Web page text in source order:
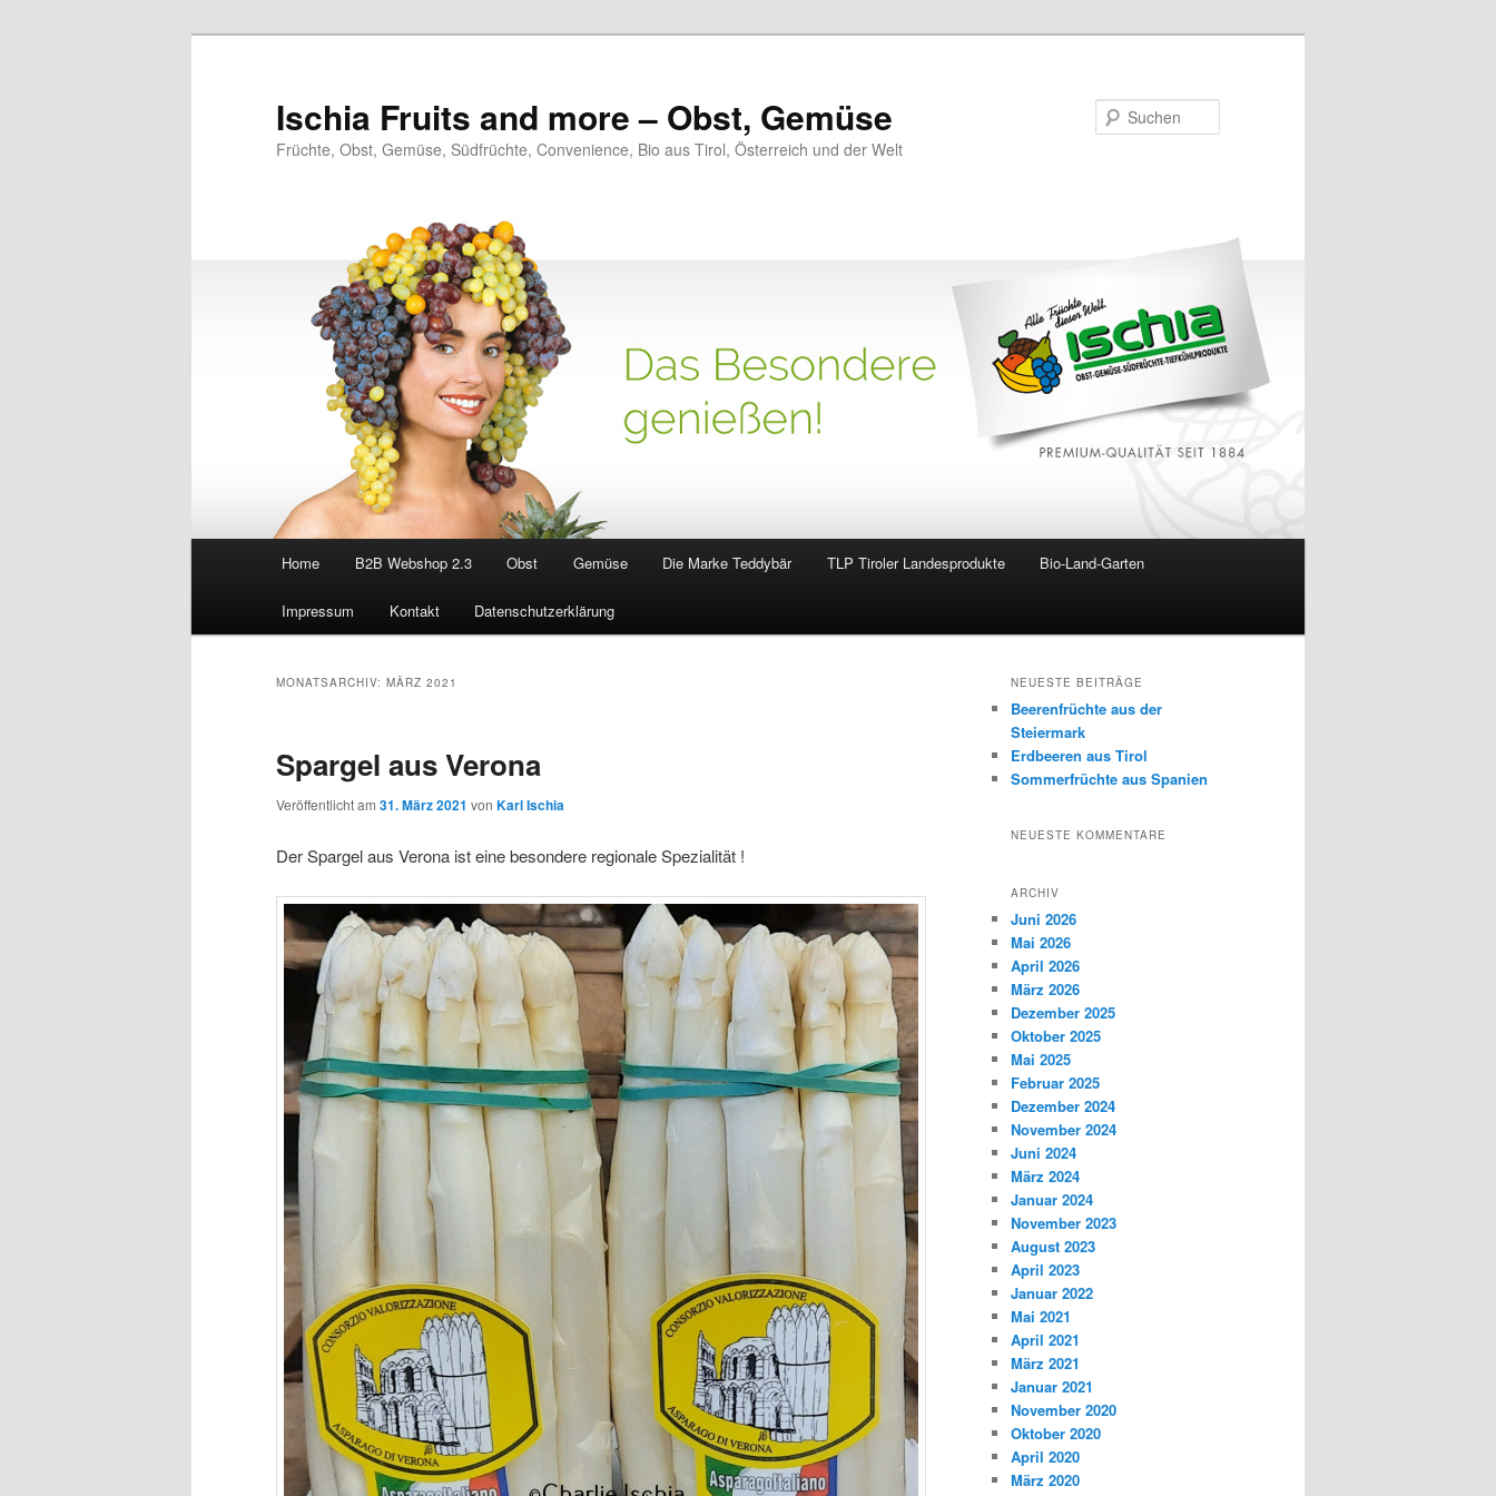
Ischia Fruits and more – Obst, Gemüse
Früchte, Obst, Gemüse, Südfrüchte, Convenience, Bio aus Tirol, Österreich und der Welt
Home B2B Webshop 2.3 Obst Gemüse Die Marke Teddybär TLP Tiroler Landesprodukte Bio-Land-Garten
Impressum Kontakt Datenschutzerklärung
MONATSARCHIV: MÄRZ 2021
Spargel aus Verona
Veröffentlicht am 31. März 2021 von Karl Ischia
Der Spargel aus Verona ist eine besondere regionale Spezialität !
NEUESTE BEITRÄGE
Beerenfrüchte aus der
Steiermark
Erdbeeren aus Tirol
Sommerfrüchte aus Spanien
NEUESTE KOMMENTARE
ARCHIV
Juni 2026
Mai 2026
April 2026
März 2026
Dezember 2025
Oktober 2025
Mai 2025
Februar 2025
Dezember 2024
November 2024
Juni 2024
März 2024
Januar 2024
November 2023
August 2023
April 2023
Januar 2022
Mai 2021
April 2021
März 2021
Januar 2021
November 2020
Oktober 2020
April 2020
März 2020